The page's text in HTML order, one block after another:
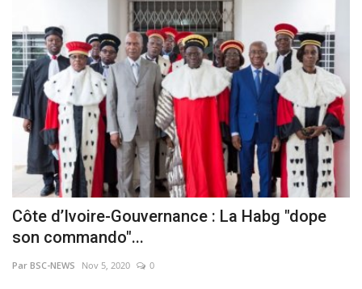
Côte d’Ivoire-Gouvernance : La Habg "dope
son commando"...
Par BSC-NEWS Nov 5, 2020 0